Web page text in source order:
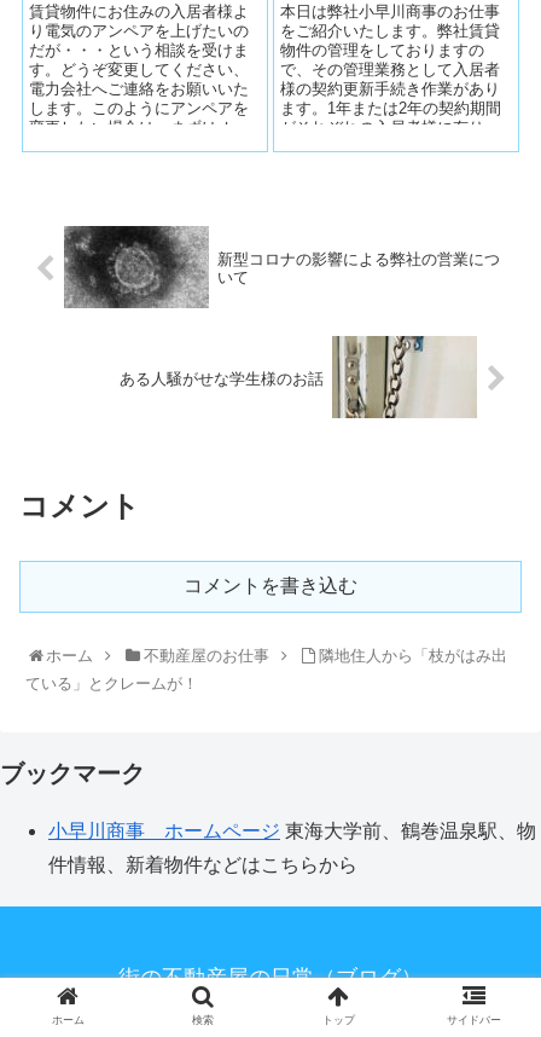
賃貸物件にお住みの入居者様よ
り電気のアンペアを上げたいの
だが・・・という相談を受けま
す。どうぞ変更してください、
電力会社へご連絡をお願いいた
します。このようにアンペアを
変更したい場合は、まずはオー
本日は弊社小早川商事のお仕事
をご紹介いたします。弊社賃貸
物件の管理をしておりますの
で、その管理業務として入居者
様の契約更新手続き作業があり
ます。1年または2年の契約期間
がそれぞれの入居者様に有り、
新型コロナの影響による弊社の営業につ
いて
ある人騒がせな学生様のお話
コメント
コメントを書き込む
ホーム 不動産屋のお仕事
隣地住人から「枝がはみ出
ている」とクレームが！
ブックマーク
小早川商事 ホームページ 東海大学前、鶴巻温泉駅、物
件情報、新着物件などはこちらから
街の不動産屋の日常（ブログ）
© 2019 街の不動産屋の日常（ブログ）.
ホーム 検索 トップ サイドバー